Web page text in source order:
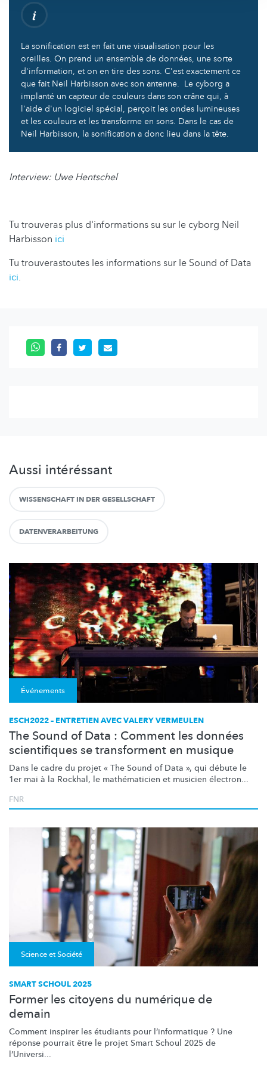
La sonification est en fait une visualisation pour les
oreilles. On prend un ensemble de données, une sorte
d'information, et on en tire des sons. C'est exactement ce
que fait Neil Harbisson avec son antenne. Le cyborg a
implanté un capteur de couleurs dans son crâne qui, à
l'aide d'un logiciel spécial, perçoit les ondes lumineuses
et les couleurs et les transforme en sons. Dans le cas de
Neil Harbisson, la sonification a donc lieu dans la tête.
Interview: Uwe Hentschel
Tu trouveras plus d'informations su sur le cyborg Neil
Harbisson ici
Tu trouverastoutes les informations sur le Sound of Data
ici.
Aussi intéréssant
WISSENSCHAFT IN DER GESELLSCHAFT
DATENVERARBEITUNG
Événements
ESCH2022 – ENTRETIEN AVEC VALERY VERMEULEN
The Sound of Data : Comment les données
scientifiques se transforment en musique
Dans le cadre du projet « The Sound of Data », qui débute le
1er mai à la Rockhal, le mathématicien et musicien électron...
FNR
Science et Société
SMART SCHOUL 2025
Former les citoyens du numérique de
demain
Comment inspirer les étudiants pour l’informatique ? Une
réponse pourrait être le projet Smart Schoul 2025 de
l’Universi...